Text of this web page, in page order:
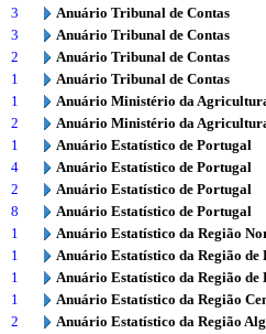
3
Anuário Tribunal de Contas
3
Anuário Tribunal de Contas
2
Anuário Tribunal de Contas
1
Anuário Tribunal de Contas
1
Anuário Ministério da
2
Anuário Ministério da
1
Anuário Estatístico de Portugal
4
Anuário Estatístico de Portugal
2
Anuário Estatístico de Portugal
8
Anuário Estatístico de Portugal
1
Anuário Estatístico da Região
1
Anuário Estatístico da Região de
1
Anuário Estatístico da Região de
1
Anuário Estatístico da Região
2
Anuário Estatístico da Região